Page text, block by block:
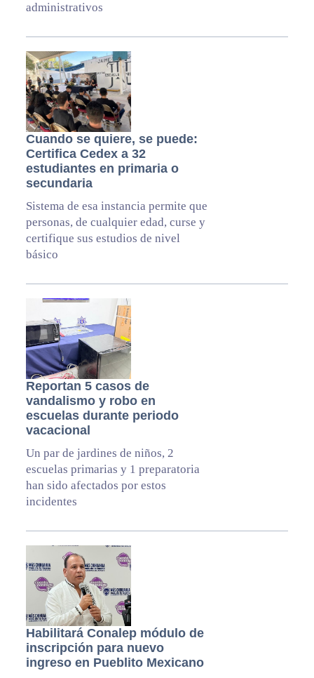
administrativos
Cuando se quiere, se puede:
Certifica Cedex a 32
estudiantes en primaria o
secundaria
Sistema de esa instancia permite que
personas, de cualquier edad, curse y
certifique sus estudios de nivel
básico
Reportan 5 casos de
vandalismo y robo en
escuelas durante periodo
vacacional
Un par de jardines de niños, 2
escuelas primarias y 1 preparatoria
han sido afectados por estos
incidentes
Habilitará Conalep módulo de
inscripción para nuevo
ingreso en Pueblito Mexicano